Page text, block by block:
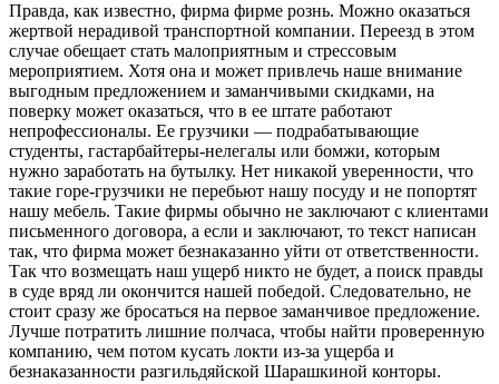
Правда, как известно, фирма фирме рознь. Можно оказаться
жертвой нерадивой транспортной компании. Переезд в этом
случае обещает стать малоприятным и стрессовым
мероприятием. Хотя она и может привлечь наше внимание
выгодным предложением и заманчивыми скидками, на
поверку может оказаться, что в ее штате работают
непрофессионалы. Ее грузчики — подрабатывающие
студенты, гастарбайтеры-нелегалы или бомжи, которым
нужно заработать на бутылку. Нет никакой уверенности, что
такие горе-грузчики не перебьют нашу посуду и не попортят
нашу мебель. Такие фирмы обычно не заключают с клиентами
письменного договора, а если и заключают, то текст написан
так, что фирма может безнаказанно уйти от ответственности.
Так что возмещать наш ущерб никто не будет, а поиск правды
в суде вряд ли окончится нашей победой. Следовательно, не
стоит сразу же бросаться на первое заманчивое предложение.
Лучше потратить лишние полчаса, чтобы найти проверенную
компанию, чем потом кусать локти из-за ущерба и
безнаказанности разгильдяйской Шарашкиной конторы.